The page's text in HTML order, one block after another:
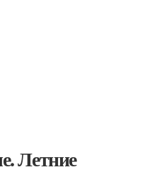
Летние